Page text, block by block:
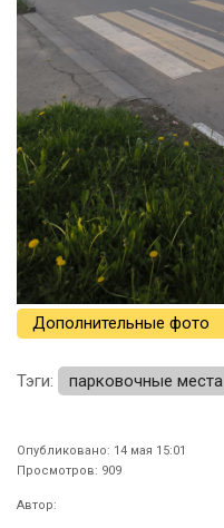
Дополнительные фото
Тэги: парковочные места
Опубликовано: 14 мая 15:01
Просмотров: 909
Автор: